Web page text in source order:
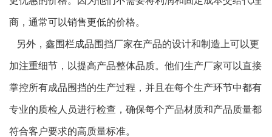
商，通常可以销售更低的价格。
另外，鑫围栏成品围挡厂家在产品的设计和制造上可以更
加注重细节，以提高产品整体品质。他们生产厂家可以直接
掌控所有成品围挡的生产过程，并且在每个生产环节中都有
专业的质检人员进行检查，确保每个产品材质和产品质量都
符合客户要求的高质量标准。